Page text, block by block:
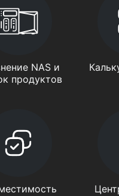
NAS и
продуктов